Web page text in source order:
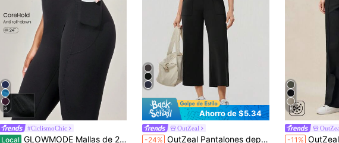
8
#CiclismoChic
Local GLOWMODE Mallas de 24 pulgadas con control de abdomen con refuerzo de boning, ajuste ceñido sin deslizamiento, FeatherFit™-Sculpt, con bolsillos laterales, para entrenamiento de impacto medio, jogging, gimnasio
#4 Más vendidos
Ahorro de $5.34
OutZeal
-24% OutZeal Pantalones deportivos para mujer, negros, de uso casual, de secado rápido, de pierna ancha y cortos, para actividades
8
-11% OutZeal Pantalones deportivos para mujer, de uso diario